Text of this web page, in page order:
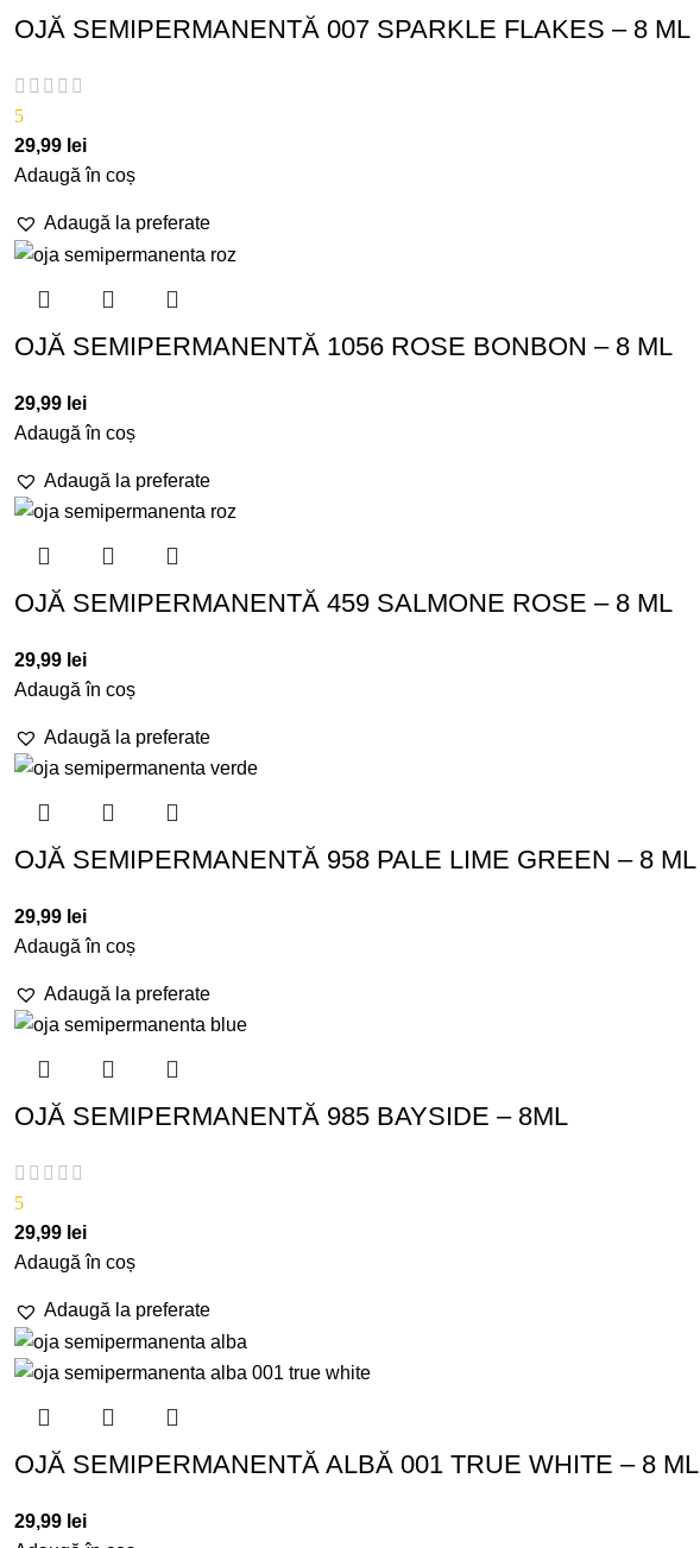
OJĂ SEMIPERMANENTĂ 007 SPARKLE FLAKES – 8 ML
5
29,99 lei
Adaugă în coș
Adaugă la preferate
OJĂ SEMIPERMANENTĂ 1056 ROSE BONBON – 8 ML
29,99 lei
Adaugă în coș
Adaugă la preferate
OJĂ SEMIPERMANENTĂ 459 SALMONE ROSE – 8 ML
29,99 lei
Adaugă în coș
Adaugă la preferate
OJĂ SEMIPERMANENTĂ 958 PALE LIME GREEN – 8 ML
29,99 lei
Adaugă în coș
Adaugă la preferate
OJĂ SEMIPERMANENTĂ 985 BAYSIDE – 8ML
5
29,99 lei
Adaugă în coș
Adaugă la preferate
OJĂ SEMIPERMANENTĂ ALBĂ 001 TRUE WHITE – 8 ML
29,99 lei